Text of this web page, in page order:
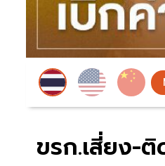
ขรก.เสี่ยง-ติ